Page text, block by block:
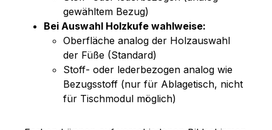
gewähltem Bezug)
Bei Auswahl Holzkufe wahlweise:
Oberfläche analog der Holzauswahl
der Füße (Standard)
Stoff- oder lederbezogen analog wie
Bezugsstoff (nur für Ablagetisch, nicht
für Tischmodul möglich)